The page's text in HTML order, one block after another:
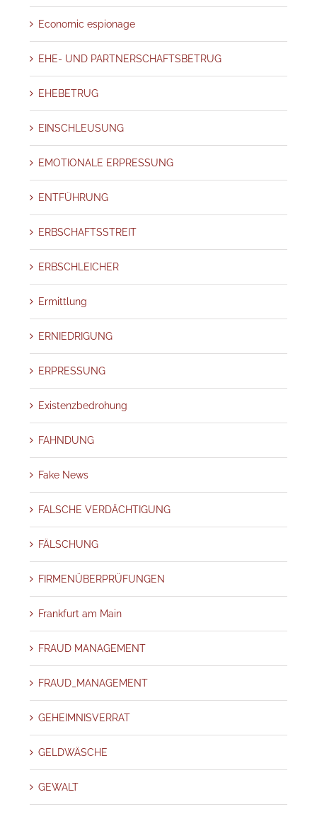
Economic espionage
EHE- UND PARTNERSCHAFTSBETRUG
EHEBETRUG
EINSCHLEUSUNG
EMOTIONALE ERPRESSUNG
ENTFÜHRUNG
ERBSCHAFTSSTREIT
ERBSCHLEICHER
Ermittlung
ERNIEDRIGUNG
ERPRESSUNG
Existenzbedrohung
FAHNDUNG
Fake News
FALSCHE VERDÄCHTIGUNG
FÄLSCHUNG
FIRMENÜBERPRÜFUNGEN
Frankfurt am Main
FRAUD MANAGEMENT
FRAUD_MANAGEMENT
GEHEIMNISVERRAT
GELDWÄSCHE
GEWALT